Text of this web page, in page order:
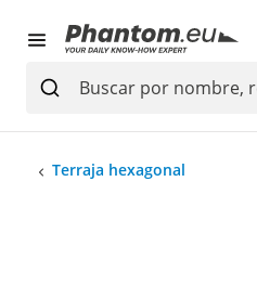
Terraja hexagonal